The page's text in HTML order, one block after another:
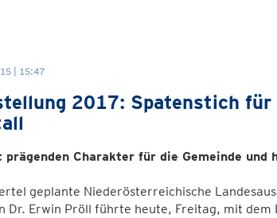
| 15:47
2017: Spatenstich
Charakter für die Gemeinde und
geplante Niederösterreichische
Dr. Erwin Pröll führte heute, Freitag, mit